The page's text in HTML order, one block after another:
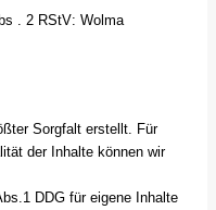
. 2 RStV: Wolma
Sorgfalt erstellt. Für
der Inhalte können wir
DDG für eigene Inhalte